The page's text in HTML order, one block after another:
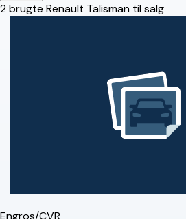
2brugte Renault Talisman til salg
Engros/CVR